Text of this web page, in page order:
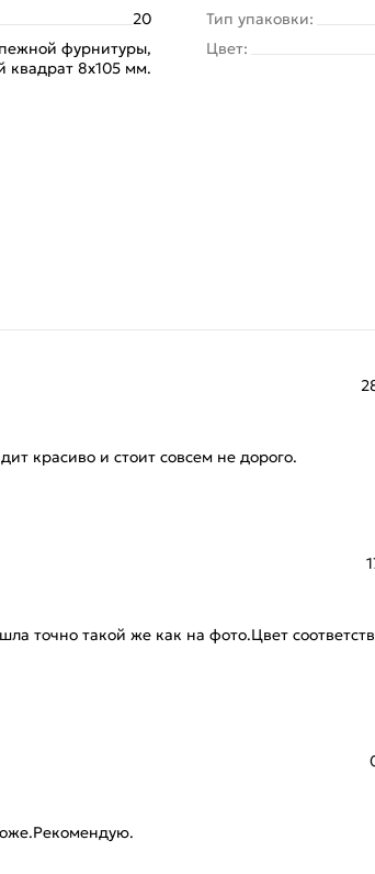
20
фурнитуры,
квадрат 8x105 мм.
Тип упаковки:
Цвет:
красиво и стоит совсем не дорого.
точно такой же как на фото.Цвет